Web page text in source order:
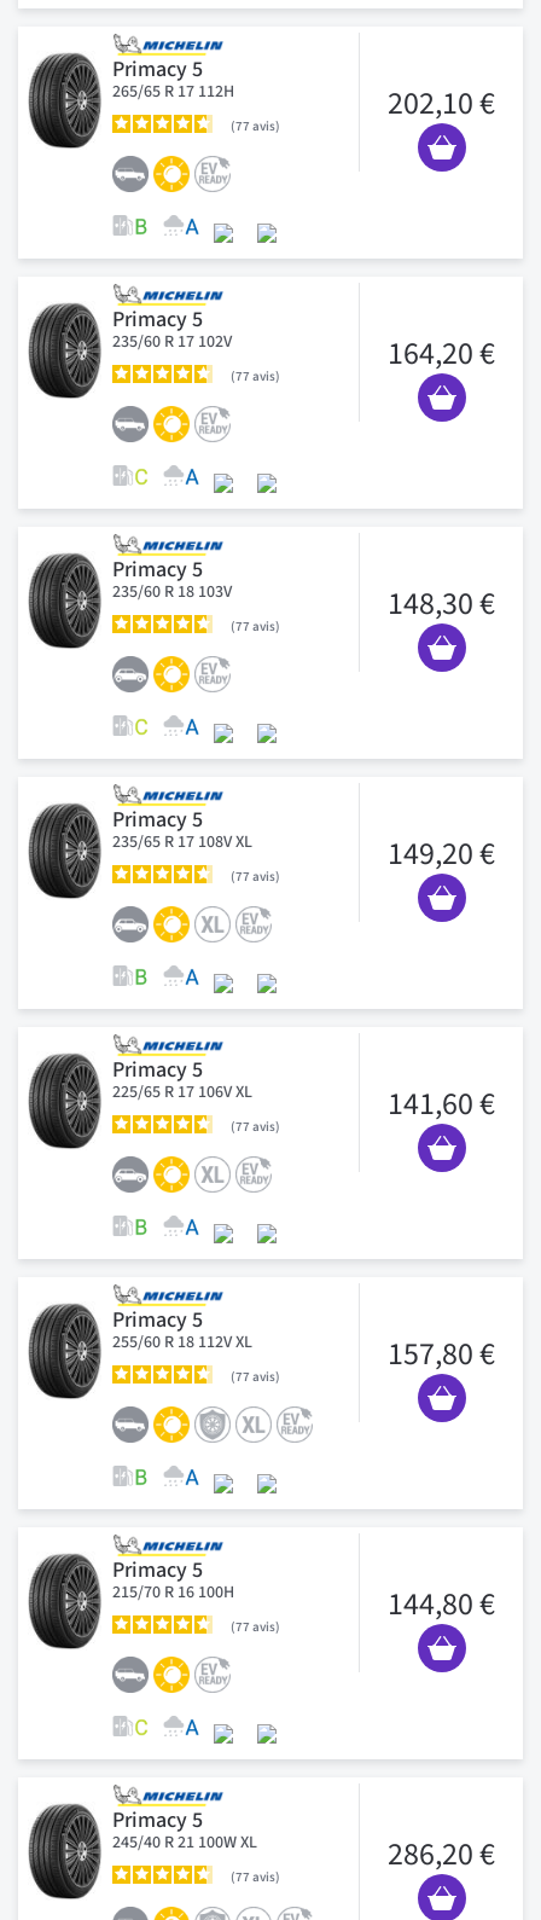
Primacy 5
265/65 R 17 112H
77 avis
202,10 €
Primacy 5
235/60 R 17 102V
77 avis
164,20 €
Primacy 5
235/60 R 18 103V
77 avis
148,30 €
Primacy 5
235/65 R 17 108V XL
77 avis
149,20 €
Primacy 5
225/65 R 17 106V XL
77 avis
141,60 €
Primacy 5
255/60 R 18 112V XL
77 avis
157,80 €
Primacy 5
215/70 R 16 100H
77 avis
144,80 €
Primacy 5
245/40 R 21 100W XL
77 avis
286,20 €